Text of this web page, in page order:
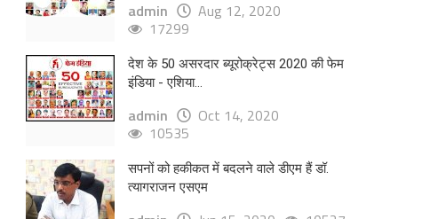
admin
Aug 12, 2020
17299
देश के 50 असरदार ब्यूरोक्रेट्स 2020 की फेम
इंडिया - एशिया...
admin
Oct 14, 2020
10535
सपनों को हकीकत में बदलने वाले डीएम हैं डॉ.
त्यागराजन एसएम